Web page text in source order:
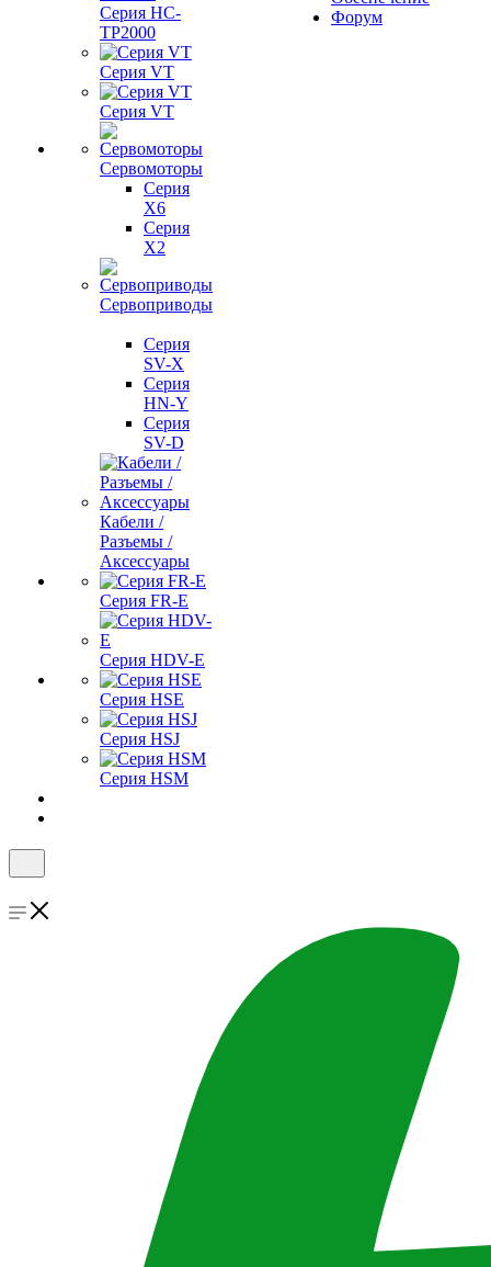
Серия HC-
TP2000
Серия VT
Серия VT
Сервомоторы
Серия
X6
Серия
X2
Сервоприводы
Серия
SV-X
Серия
HN-Y
Серия
SV-D
Кабели /
Разъемы /
Аксессуары
Серия FR-E
Серия HDV-E
Серия HSE
Серия HSJ
Серия HSM
Форум